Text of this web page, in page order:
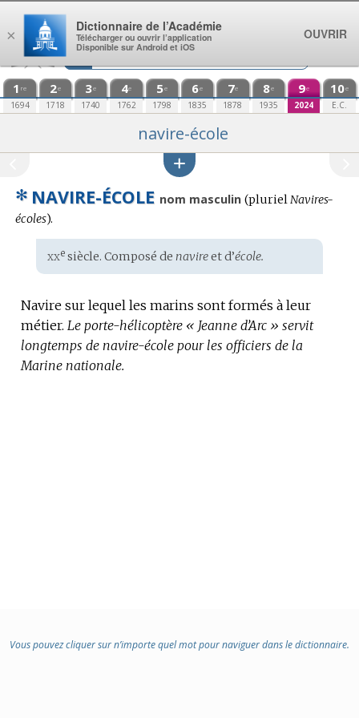
Aller au contenu
1 re
1694
2e
1718
3e
1740
4e
1762
5e
1798
6e
1835
7e
1878
8e
1935
9e
2024
10e
E.C.
navire-école
✻ NAVIRE-ÉCOLE nom masculin (plurielNavires-
écoles).
Étymologie
:
xxesiècle. Composé de navireet d’école.
Navire sur lequel les marins sont formés à leur
métier. Le porte-hélicoptère « Jeanne d’Arc » servit
longtemps de navire-école pour les officiers de la
Marine nationale.
Vous pouvez cliquer sur n’importe quel mot pour naviguer dans le dictionnaire.
×
Dictionnaire de l’Académie
Télécharger ou ouvrir l’application
Disponible sur Android et iOS
OUVRIR